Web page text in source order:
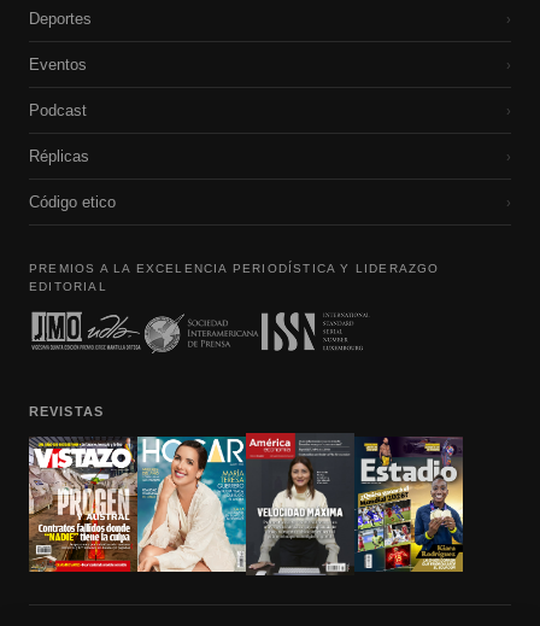
Deportes ›
Eventos ›
Podcast ›
Réplicas ›
Código etico ›
PREMIOS A LA EXCELENCIA PERIODÍSTICA Y LIDERAZGO
EDITORIAL
REVISTAS